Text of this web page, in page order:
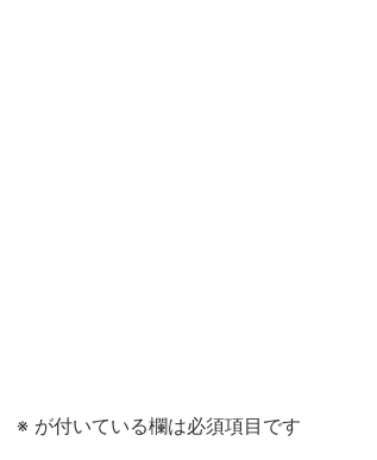
※ が付いている欄は必須項目です